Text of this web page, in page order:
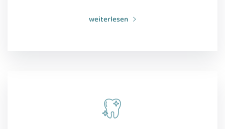
weiterlesen